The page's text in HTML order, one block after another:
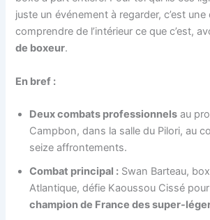
juste un événement à regarder, c’est
comprendre de l’intérieur ce que c’est,
de boxeur.
En bref :
Deux combats professionnels au
Campbon, dans la salle du Pilori, au
seize affrontements.
Combat principal : Swan Barteau,
Atlantique, défie Kaoussou Cissé
champion de France des super-